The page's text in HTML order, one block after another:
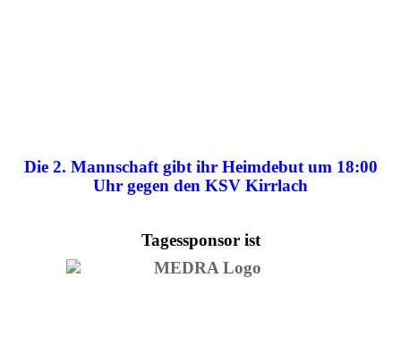
Die 2. Mannschaft gibt ihr Heimdebut um 18:00
Uhr gegen den KSV Kirrlach
Tagessponsor ist